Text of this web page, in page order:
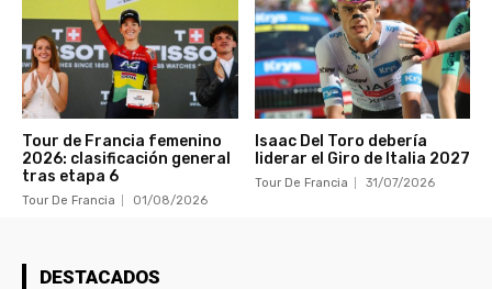
Tour de Francia femenino
2026: clasificación general
tras etapa 6
Tour De Francia 01/08/2026
Isaac Del Toro debería
liderar el Giro de Italia 2027
Tour De Francia 31/07/2026
DESTACADOS